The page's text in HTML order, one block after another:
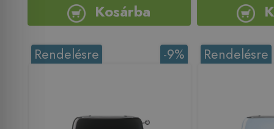
Kosárba
-9%
Rendelésre Rendelésre